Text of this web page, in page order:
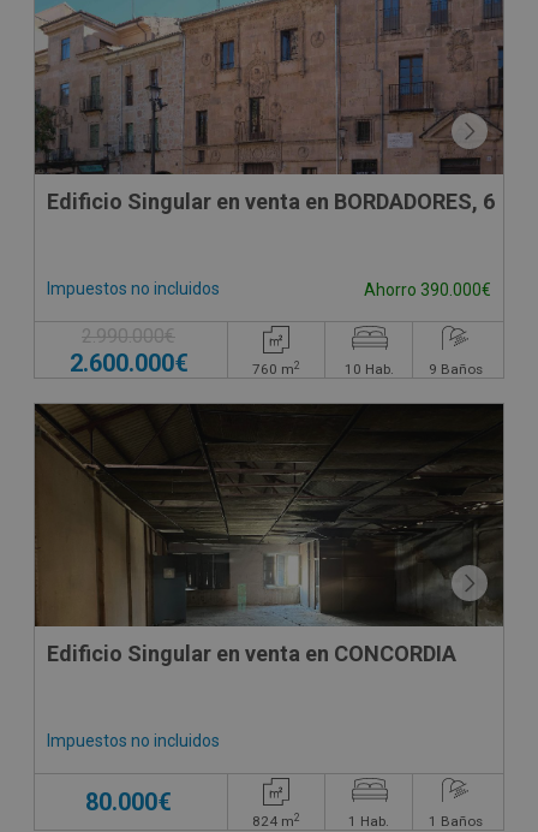
Edificio Singular en venta en BORDADORES, 6
Impuestos no incluidos Ahorro 390.000€
2.990.000€
2.600.000€ 760 m2 10 Hab. 9 Baños
Edificio Singular en venta en CONCORDIA
Impuestos no incluidos
80.000€
824 m2 1 Hab. 1 Baños